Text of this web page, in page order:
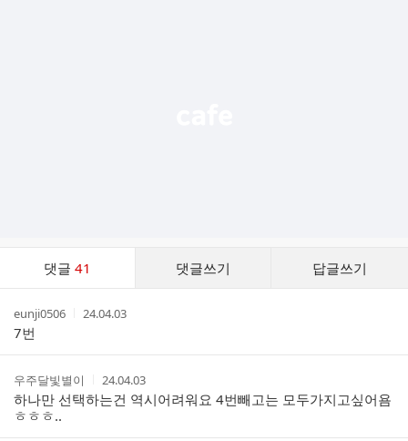
댓글41 댓글쓰기 답글쓰기
스
작
성
자
eunji0506
작
간
24.04.03
7번
작
성
자
우주달빛별이
작
성
시
24.04.03
하나만 선택하는건 역시어려워요 4번빼고는 모두가지고싶어욤
ㅎㅎㅎ..